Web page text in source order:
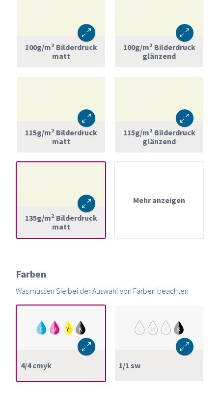
100g/m² Bilderdruck
matt
100g/m² Bilderdruck
glänzend
115g/m² Bilderdruck
matt
115g/m² Bilderdruck
glänzend
135g/m² Bilderdruck
matt
Mehr anzeigen
Farben
Was müssen Sie bei der Auswahl von Farben beachten
4/4 cmyk 1/1 sw